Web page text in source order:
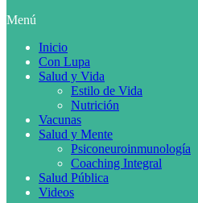
Menú
Inicio
Con Lupa
Salud y Vida
Estilo de Vida
Nutrición
Vacunas
Salud y Mente
Psiconeuroinmunología
Coaching Integral
Salud Pública
Videos